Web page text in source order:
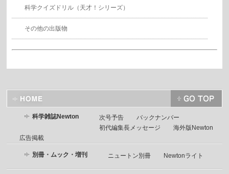
科学クイズドリル（天才！シリーズ）
その他の出版物
科学雑誌Newton 次号予告
バックナンバー
初代編集長メッセージ
海外版Newton
広告掲載
別冊・ムック・増刊 ニュートン別冊 Newtonライト